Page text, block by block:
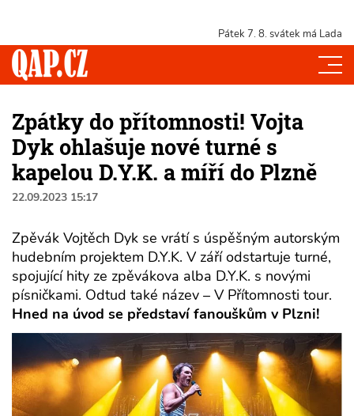
Pátek 7. 8. svátek má Lada
Zpátky do přítomnosti! Vojta
Dyk ohlašuje nové turné s
kapelou D.Y.K. a míří do Plzně
22.09.2023 15:17
Zpěvák Vojtěch Dyk se vrátí s úspěšným autorským
hudebním projektem D.Y.K. V září odstartuje turné,
spojující hity ze zpěvákova alba D.Y.K. s novými
písničkami. Odtud také název – V Přítomnosti tour.
Hned na úvod se představí fanouškům v Plzni!